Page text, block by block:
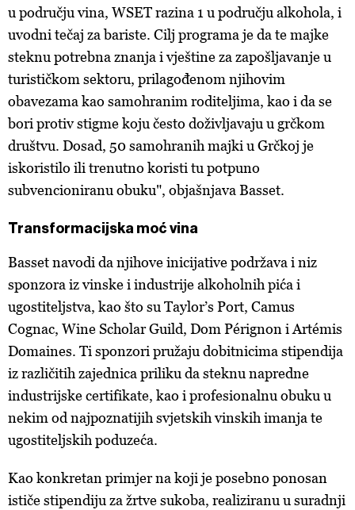
u području vina, WSET razina 1 u području alkohola, i
uvodni tečaj za bariste. Cilj programa je da te majke
steknu potrebna znanja i vještine za zapošljavanje u
turističkom sektoru, prilagođenom njihovim
obavezama kao samohranim roditeljima, kao i da se
bori protiv stigme koju često doživljavaju u grčkom
društvu. Dosad, 50 samohranih majki u Grčkoj je
iskoristilo ili trenutno koristi tu potpuno
subvencioniranu obuku", objašnjava Basset.
Transformacijska moć vina
Basset navodi da njihove inicijative podržava i niz
sponzora iz vinske i industrije alkoholnih pića i
ugostiteljstva, kao što su Taylor’s Port, Camus
Cognac, Wine Scholar Guild, Dom Pérignon i Artémis
Domaines. Ti sponzori pružaju dobitnicima stipendija
iz različitih zajednica priliku da steknu napredne
industrijske certifikate, kao i profesionalnu obuku u
nekim od najpoznatijih svjetskih vinskih imanja te
ugostiteljskih poduzeća.
Kao konkretan primjer na koji je posebno ponosan
ističe stipendiju za žrtve sukoba, realiziranu u suradnji